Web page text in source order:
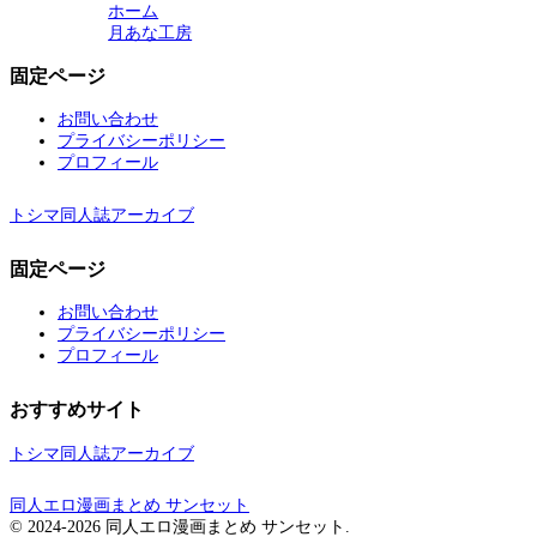
ホーム
月あな工房
固定ページ
お問い合わせ
プライバシーポリシー
プロフィール
トシマ同人誌アーカイブ
固定ページ
お問い合わせ
プライバシーポリシー
プロフィール
おすすめサイト
トシマ同人誌アーカイブ
同人エロ漫画まとめ サンセット
© 2024-2026 同人エロ漫画まとめ サンセット.